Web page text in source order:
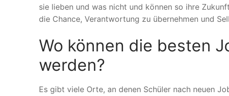
sie lieben und was nicht und können so ihre
die Chance, Verantwortung zu übernehmen und
Wo können die besten
werden?
Es gibt viele Orte, an denen Schüler nach neuen